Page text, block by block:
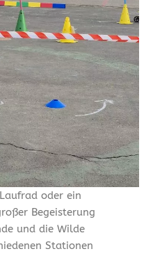
oder ein
Begeisterung
und die Wilde
Stationen